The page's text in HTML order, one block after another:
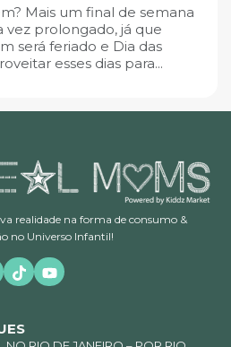
Mais um final de semana
vez prolongado, já que
será feriado e Dia das
esses dias para...
realidade na forma de consumo &
no Universo Infantil!